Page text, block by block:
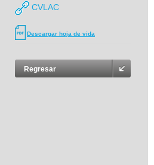
CVLAC
Descargar hoja de vida
Regresar